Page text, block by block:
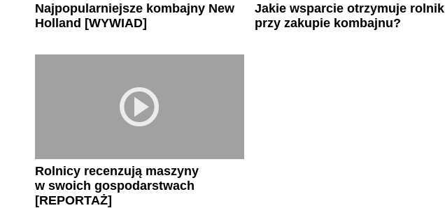
Najpopularniejsze kombajny New
Holland [WYWIAD]
Jakie wsparcie otrzymuje rolnik
przy zakupie kombajnu?
Rolnicy recenzują maszyny
w swoich gospodarstwach
[REPORTAŻ]